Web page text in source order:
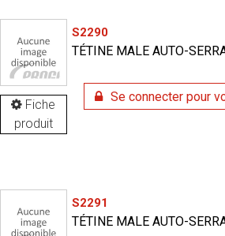
Fiche
produit
S2290
TÉTINE MALE AUTO-
Se connecter pour
S2291
TÉTINE MALE AUTO-